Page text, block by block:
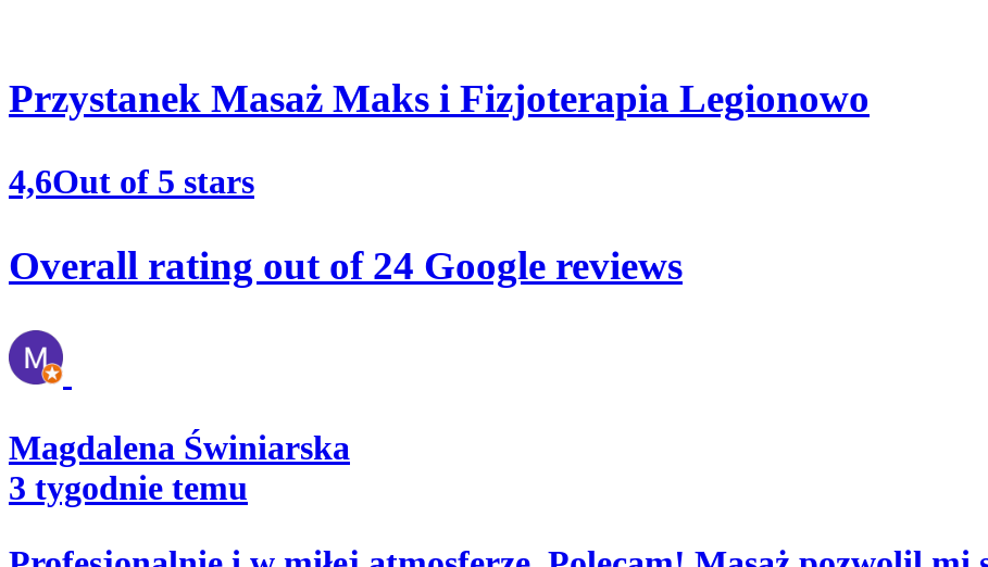
Przystanek Masaż Maks i Fizjoterapia Legionowo
4,6Out of 5 stars
Overall rating out of 24 Google reviews
Magdalena Świniarska
3 tygodnie temu